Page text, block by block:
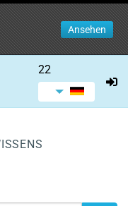
Ansehen
22